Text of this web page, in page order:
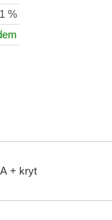
%
+ kryt